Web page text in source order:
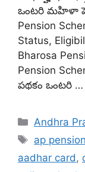
ఒంటరి మహిళా
Pension
Status,
Bharosa
Pension
పథకం ఒంటరి …
Categories
Andhra
Tags
ap
aadhar card ,